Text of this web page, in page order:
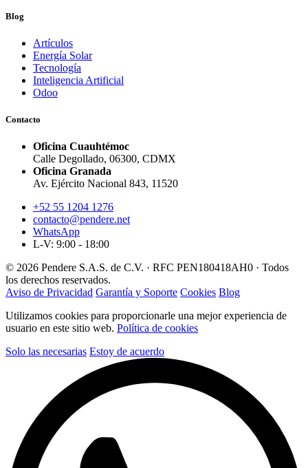
Blog
Artículos
Energía Solar
Tecnología
Inteligencia Artificial
Odoo
Contacto
Oficina Cuauhtémoc
Calle Degollado, 06300, CDMX
Oficina Granada
Av. Ejército Nacional 843, 11520
+52 55 1204 1276
contacto@pendere.net
WhatsApp
L-V: 9:00 - 18:00
© 2026 Pendere S.A.S. de C.V. · RFC PEN180418AH0 · Todos
los derechos reservados.
Aviso de Privacidad Garantía y Soporte Cookies Blog
Utilizamos cookies para proporcionarle una mejor experiencia de
usuario en este sitio web. Política de cookies
Solo las necesarias Estoy de acuerdo